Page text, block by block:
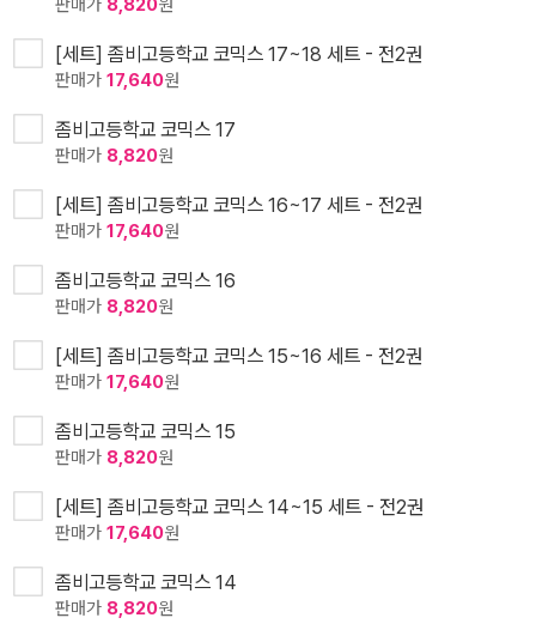
판매가 8,820원
[세트] 좀비고등학교 코믹스 17~18 세트 - 전2권
판매가 17,640원
좀비고등학교 코믹스 17
판매가 8,820원
[세트] 좀비고등학교 코믹스 16~17 세트 - 전2권
판매가 17,640원
좀비고등학교 코믹스 16
판매가 8,820원
[세트] 좀비고등학교 코믹스 15~16 세트 - 전2권
판매가 17,640원
좀비고등학교 코믹스 15
판매가 8,820원
[세트] 좀비고등학교 코믹스 14~15 세트 - 전2권
판매가 17,640원
좀비고등학교 코믹스 14
판매가 8,820원